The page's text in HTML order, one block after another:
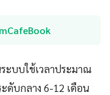
ะบบใช้เวลาประมาณ
ดับกลาง 6-12 เดือน